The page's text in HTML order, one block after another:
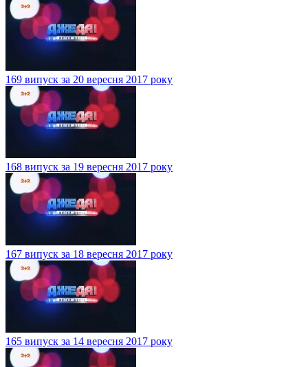
169 випуск за 20 вересня 2017 року
168 випуск за 19 вересня 2017 року
167 випуск за 18 вересня 2017 року
165 випуск за 14 вересня 2017 року